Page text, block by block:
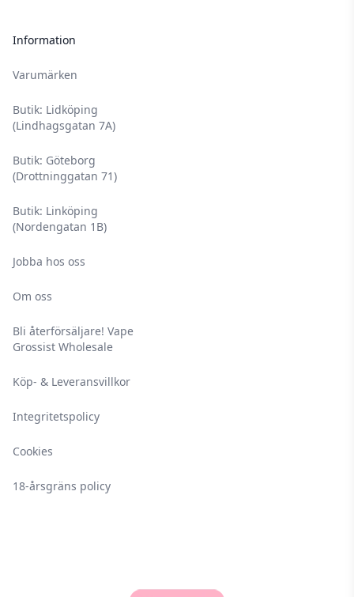
Information
Varumärken
Butik: Lidköping
(Lindhagsgatan 7A)
Butik: Göteborg
(Drottninggatan 71)
Butik: Linköping
(Nordengatan 1B)
Jobba hos oss
Om oss
Bli återförsäljare! Vape
Grossist Wholesale
Köp- & Leveransvillkor
Integritetspolicy
Cookies
18-årsgräns policy